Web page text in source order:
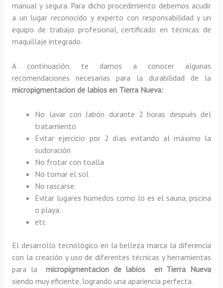
manual y segura. Para dicho procedimiento debemos acudir
a un lugar reconocido y experto con responsabilidad y un
equipo de trabajo profesional, certificado en técnicas de
maquillaje integrado.
A continuación, te damos a conocer algunas
recomendaciones necesarias para la durabilidad de la
micropigmentacion de labios en Tierra Nueva:
No lavar con Jabón durante 2 horas después del
tratamiento
Evitar ejercicio por 2 días evitando al máximo la
sudoración
No frotar con toalla
No tomar el sol
No rascarse
Evitar lugares húmedos como lo es el sauna, piscina
o playa.
etc
El desarrollo tecnológico en la belleza marca la diferencia
con la creación y uso de diferentes técnicas y herramientas
para la micropigmentacion de labios en Tierra Nueva
siendo muy eficiente, logrando una apariencia perfecta.